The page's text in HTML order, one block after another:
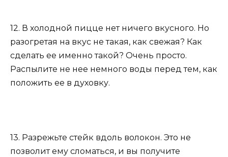
12. В холодной пицце нет ничего вкусного. Но
разогретая на вкус не такая, как свежая? Как
сделать ее именно такой? Очень просто.
Распылите не нее немного воды перед тем, как
положить ее в духовку.
13. Разрежьте стейк вдоль волокон. Это не
позволит ему сломаться, и вы получите